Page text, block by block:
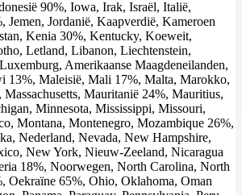
90%, Iowa, Irak, Israël, Italië,
Jemen, Jordanië, Kaapverdië, Kameroen
Kenia 30%, Kentucky, Koeweit,
Letland, Libanon, Liechtenstein,
Amerikaanse Maagdeneilanden,
13%, Maleisië, Mali 17%, Malta, Marokko,
Mauritanië 24%, Mauritius,
Minnesota, Mississippi, Missouri,
Montana, Montenegro, Mozambique 26%,
Nederland, Nevada, New Hampshire,
New York, Nieuw-Zeeland, Nicaragua
18%, Noorwegen, North Carolina, North
Oekraïne 65%, Ohio, Oklahoma, Oman